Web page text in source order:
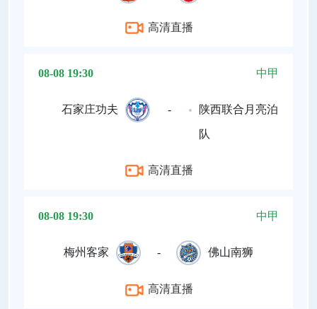
高清直播
08-08 19:30 中甲
石家庄功夫 - 陕西联合月亮泊
队
高清直播
08-08 19:30 中甲
梅州客家 - 佛山南狮
高清直播